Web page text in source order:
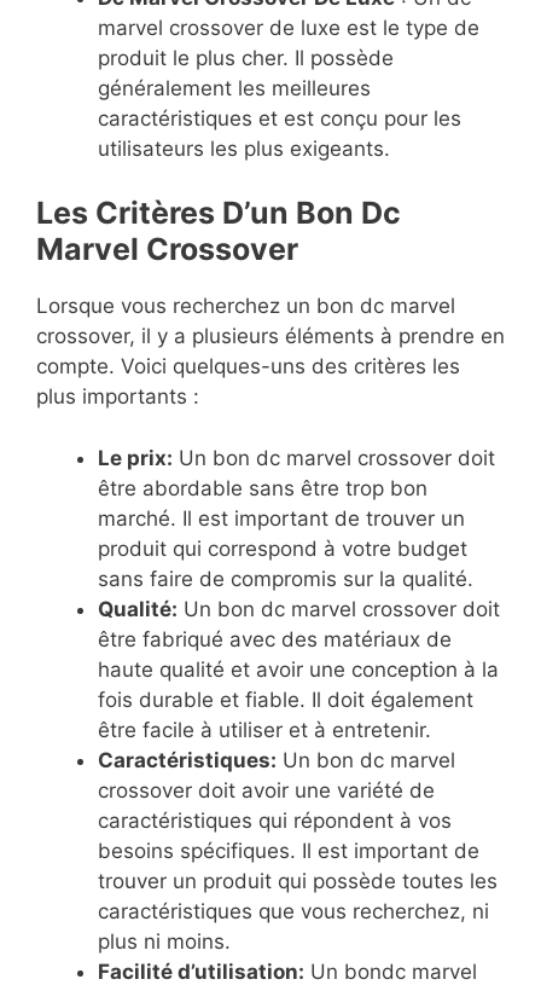
marvel crossover de luxe est le type de
produit le plus cher. Il possède
généralement les meilleures
caractéristiques et est conçu pour les
utilisateurs les plus exigeants.
Les Critères D’un Bon Dc
Marvel Crossover
Lorsque vous recherchez un bon dc marvel
crossover, il y a plusieurs éléments à prendre en
compte. Voici quelques-uns des critères les
plus importants :
Le prix: Un bon dc marvel crossover doit
être abordable sans être trop bon
marché. Il est important de trouver un
produit qui correspond à votre budget
sans faire de compromis sur la qualité.
Qualité: Un bon dc marvel crossover doit
être fabriqué avec des matériaux de
haute qualité et avoir une conception à la
fois durable et fiable. Il doit également
être facile à utiliser et à entretenir.
Caractéristiques: Un bon dc marvel
crossover doit avoir une variété de
caractéristiques qui répondent à vos
besoins spécifiques. Il est important de
trouver un produit qui possède toutes les
caractéristiques que vous recherchez, ni
plus ni moins.
Facilité d’utilisation: Un bondc marvel